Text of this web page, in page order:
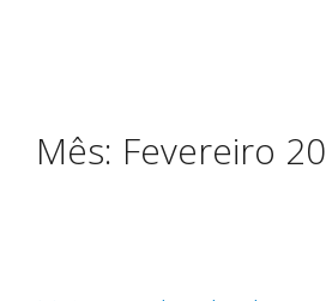
Mês: Fevereiro